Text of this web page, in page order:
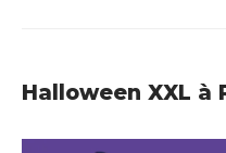
Halloween XXL à